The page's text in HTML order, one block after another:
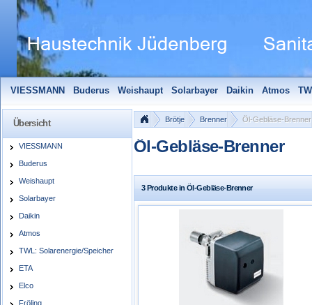
VIESSMANN Buderus Weishaupt Solarbayer Daikin Atmos
Solarfocus
Wolf Pelletmaulwurf + Zubehör Edle Badheizkörper
Übersicht
VIESSMANN
Buderus
Weishaupt
Solarbayer
Daikin
Atmos
TWL: Solarenergie/Speicher
ETA
Elco
Fröling
Brötje Brenner Öl-Gebläse-Brenner
Öl-Gebläse-Brenner
3 Produkte in Öl-Gebläse-Brenner